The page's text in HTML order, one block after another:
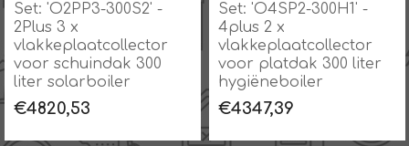
Set: 'O2PP3-300S2' -
2Plus 3 x
vlakkeplaatcollector
voor schuindak 300
liter solarboiler
€4820,53
Set: 'O4SP2-300H1' -
4plus 2 x
vlakkeplaatcollector
voor platdak 300 liter
hygiëneboiler
€4347,39